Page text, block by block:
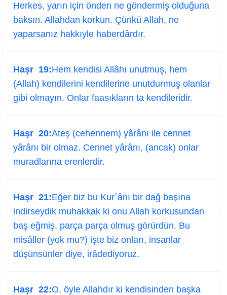
Herkes, yarın için önden ne göndermiş olduğuna
baksın. Allahdan korkun. Çünkü Allah, ne
yaparsanız hakkıyle haberdârdır.
Haşr 19:Hem kendisi Allâhı unutmuş, hem
(Allah) kendilerini kendilerine unutdurmuş olanlar
gibi olmayın. Onlar faasıkların ta kendileridir.
Haşr 20:Ateş (cehennem) yârânı ile cennet
yârânı bir olmaz. Cennet yârânı, (ancak) onlar
muradlarına erenlerdir.
Haşr 21:Eğer biz bu Kur´ânı bir dağ başına
indirseydik muhakkak ki onu Allah korkusundan
baş eğmiş, parça parça olmuş görürdün. Bu
misâller (yok mu?) işte biz onları, insanlar
düşünsünler diye, irâdediyoruz.
Haşr 22:O, öyle Allahdır ki kendisinden başka